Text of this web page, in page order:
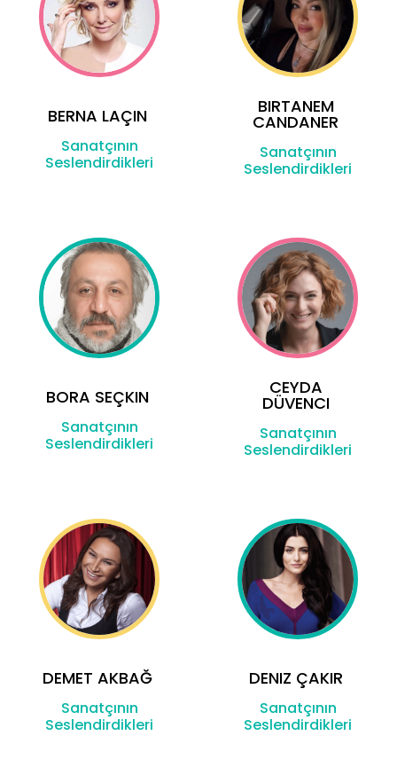
BERNA LAÇIN
Sanatçının
Seslendirdikleri
BIRTANEM
CANDANER
Sanatçının
Seslendirdikleri
BORA SEÇKIN
Sanatçının
Seslendirdikleri
CEYDA
DÜVENCI
Sanatçının
Seslendirdikleri
DEMET AKBAĞ
Sanatçının
Seslendirdikleri
DENIZ ÇAKIR
Sanatçının
Seslendirdikleri